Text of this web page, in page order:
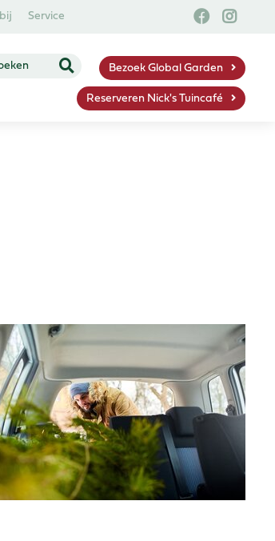
Service
Bezoek Global Garden
Reserveren Nick's Tuincafé